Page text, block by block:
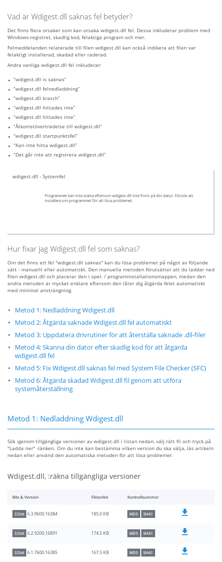
Vad är Wdigest.dll saknas fel betyder?
Det finns flera orsaker som kan orsaka wdigest.dll fel. Dessa inkluderar problem med
Windows-registret, skadlig kod, felaktiga program och mer.
Felmeddelanden relaterade till filen wdigest.dll kan också indikera att filen var
felaktigt installerad, skadad eller raderad.
Andra vanliga wdigest.dll fel inkluderar:
“wdigest.dll is saknas”
“wdigest.dll felnedladdning”
“wdigest.dll krasch”
“wdigest.dll hittades inte”
“wdigest.dll hittades inte”
“Åtkomstöverträdelse till wdigest.dll”
“wdigest.dll startpunktsfel”
“Kan inte hitta wdigest.dll”
“Det går inte att registrera wdigest.dll”
wdigest.dll - Systemfel
Programmet kan inte starta eftersom wdigest.dll inte finns på din dator. Försök att
installera om programmet för att lösa problemet.
Hur fixar jag Wdigest.dll fel som saknas?
Om det finns ett fel "wdigest.dll saknas" kan du lösa problemet på något av följande
sätt - manuellt eller automatiskt. Den manuella metoden förutsätter att du laddar ned
filen wdigest.dll och placerar den i spel- / programinstallationsmappen, medan den
andra metoden är mycket enklare eftersom den låter dig åtgärda felet automatiskt
med minimal ansträngning.
Metod 1: Nedladdning Wdigest.dll
Metod 2: Åtgärda saknade Wdigest.dll fel automatiskt
Metod 3: Uppdatera drivrutiner för att återställa saknade .dll-filer
Metod 4: Skanna din dator efter skadlig kod för att åtgärda
wdigest.dll fel
Metod 5: Fix Wdigest.dll saknas fel med System File Checker (SFC)
Metod 6: Åtgärda skadad Wdigest.dll fil genom att utföra
systemåterställning
Metod 1: Nedladdning Wdigest.dll
Sök igenom tillgängliga versioner av wdigest.dll i listan nedan, välj rätt fil och tryck på
"Ladda ner" -länken. Om du inte kan bestämma vilken version du ska välja, läs artikeln
nedan eller använd den automatiska metoden för att lösa problemet
Wdigest.dll, :räkna tillgängliga versioner
Bits & Version Filstorlek Kontrollsummor
32bit 6.3.9600.16384 185.0 KB MD5 SHA1
32bit 6.2.9200.16891 174.5 KB MD5 SHA1
32bit 6.1.7600.16385 167.5 KB MD5 SHA1